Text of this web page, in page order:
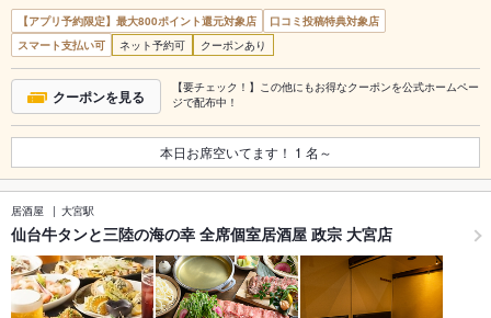
【アプリ予約限定】最大800ポイント還元対象店
口コミ投稿特典対象店
スマート支払い可
ネット予約可 クーポンあり
クーポンを見る
【要チェック！】この他にもお得なクーポンを公式ホームペー
ジで配布中！
本日お席空いてます！ 1 名～
居酒屋 大宮駅
仙台牛タンと三陸の海の幸 全席個室居酒屋 政宗 大宮店